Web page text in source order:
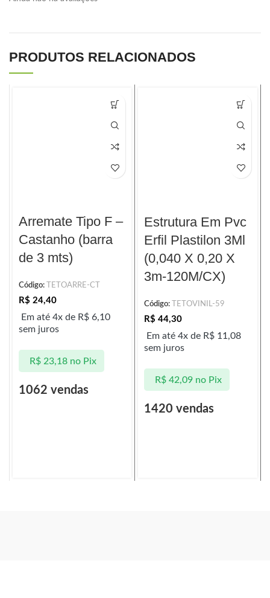
PRODUTOS RELACIONADOS
Arremate Tipo F –
Castanho (barra
de 3 mts)
Código: TETOARRE-CT
R$ 24,40
Em até 4x de R$ 6,10
sem juros
R$23,18 no Pix
1062 vendas
Estrutura Em Pvc
Erfil Plastilon 3Ml
(0,040 X 0,20 X
3m-120M/CX)
Código: TETOVINIL-59
R$ 44,30
Em até 4x de R$ 11,08
sem juros
R$42,09 no Pix
1420 vendas